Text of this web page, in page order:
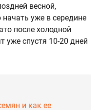
весной,
уже в середине
после холодной
уже спустя 10-20 дней
и как ее